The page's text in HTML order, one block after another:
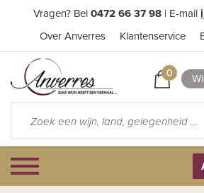
Vragen? Bel 0472 66 37 98 | E-mail
Over Anverres Klantenservice
0